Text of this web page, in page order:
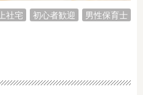
社宅 初心者歓迎
男性保育士
認可外保育園